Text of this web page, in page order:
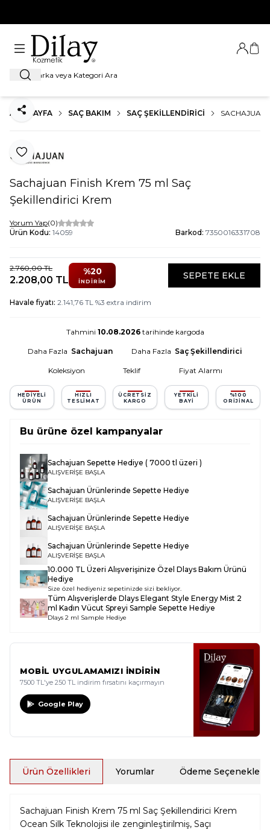
Ara
Giriş
ANA SAYFA SAÇ BAKIM SAÇ ŞEKILLENDIRICI SACHAJUAN
Favoriye Ekle
Paylaş
Sachajuan Finish Krem 75 ml Saç
Şekillendirici Krem
Yorum Yap(0)
Ürün Kodu: 14059 Barkod: 7350016331708
2.760,00TL
2.208,00 TL
%20
İNDIRIM
SEPETE EKLE
Havale fiyatı: 2.141,76 TL %3 extra indirim
Tahmini 10.08.2026tarihinde kargoda
Daha Fazla Sachajuan Daha Fazla Saç Şekillendirici
Koleksiyon Teklif Fiyat Alarmı
HEDIYELI
ÜRÜN
HIZLI
TESLIMAT
ÜCRETSIZ
KARGO
YETKILI
BAYI
%100
ORIJINAL
Bu ürüne özel kampanyalar
Sachajuan Sepette Hediye ( 7000 tl üzeri )
ALIŞVERİŞE BAŞLA
Sachajuan Ürünlerinde Sepette Hediye
ALIŞVERİŞE BAŞLA
Sachajuan Ürünlerinde Sepette Hediye
ALIŞVERİŞE BAŞLA
Sachajuan Ürünlerinde Sepette Hediye
ALIŞVERİŞE BAŞLA
10.000 TL Üzeri Alışverişinize Özel Dlays Bakım Ürünü
Hediye
Size özel hediyeniz sepetinizde sizi bekliyor.
Tüm Alışverişlerde Dlays Elegant Style Energy Mist 2
ml Kadın Vücut Spreyi Sample Sepette Hediye
Dlays 2 ml Sample Hediye
MOBİL UYGULAMAMIZI İNDİRİN
7500 TL'ye 250 TL indirim fırsatını kaçırmayın
Google Play
Ürün Özellikleri Yorumlar Ödeme Seçenekleri
Sachajuan Finish Krem 75 ml Saç Şekillendirici Krem
Ocean Silk Teknolojisi ile zenginleştirilmiş, Saçı